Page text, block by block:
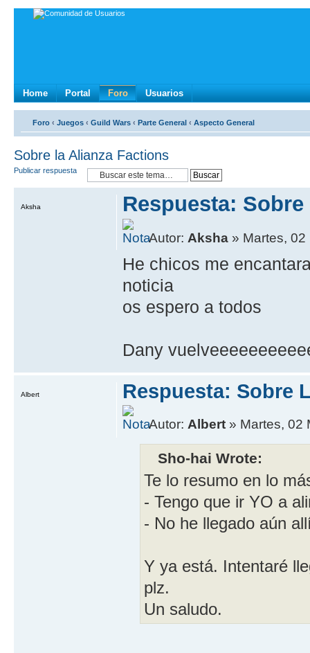
Home Portal Foro Usuarios
Foro ‹ Juegos ‹ Guild Wars ‹ Parte General ‹ Aspecto General
Sobre la Alianza Factions
Publicar respuesta
Respuesta:
Autor: Aksha » Martes,
He chicos me
noticia
os espero a todos
Dany
Aksha
Respuesta: Sobre
Autor: Albert » Martes, 02
Sho-hai Wrote:
Te lo resumo en lo
- Tengo que ir YO a
- No he llegado aún
Y ya está. Intentaré
plz.
Un saludo.
Albert